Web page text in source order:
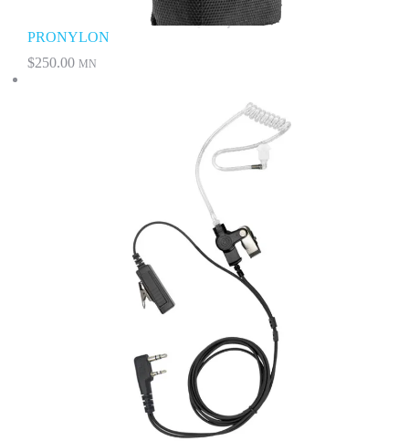
PRONYLON
$250.00 MN